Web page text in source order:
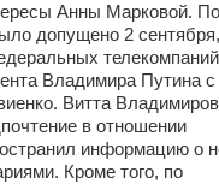
Анны Марковой. По
допущено 2 сентября,
телекомпаний
Владимира Путина с
Витта
в отношении
информацию о
Кроме того, по